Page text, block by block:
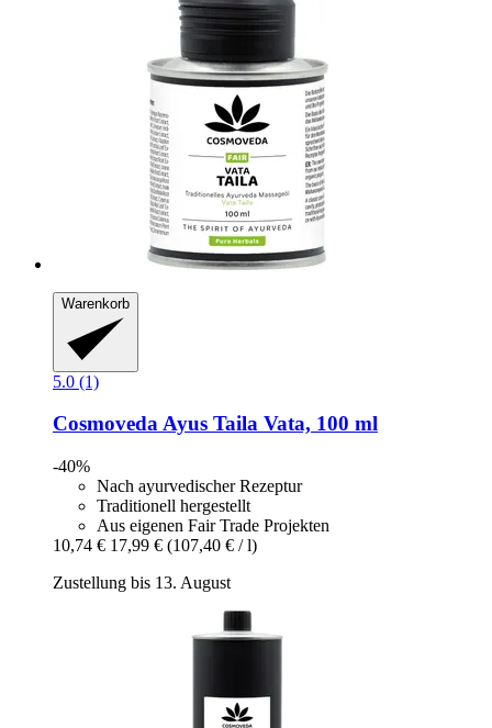
Warenkorb
5.0 (1)
CosmovedaAyus Taila Vata, 100 ml
-40%
Nach ayurvedischer Rezeptur
Traditionell hergestellt
Aus eigenen Fair Trade Projekten
10,74 € 17,99 € (107,40 € / l)
Zustellung bis 13. August